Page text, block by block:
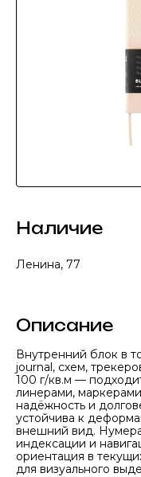
Наличие
Ленина, 77
Описание
Внутренний блок в
journal, схем,
100 г/кв.м —
линерами,
надёжность и
устойчива к
внешний вид.
индексации и
ориентация в
для визуального